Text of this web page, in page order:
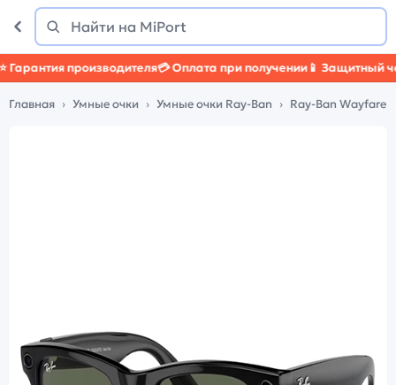
Поиск
Найти
производителя💳 Оплата при получении📱 Защитный
Главная Умные очки Умные очки Ray-Ban Ray-Ban Wayfarer